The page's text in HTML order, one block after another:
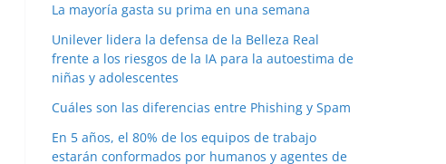
La mayoría gasta su prima en una semana
Unilever lidera la defensa de la Belleza Real
frente a los riesgos de la IA para la autoestima de
niñas y adolescentes
Cuáles son las diferencias entre Phishing y Spam
En 5 años, el 80% de los equipos de trabajo
estarán conformados por humanos y agentes de